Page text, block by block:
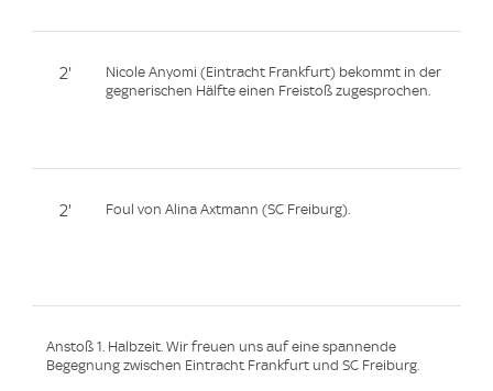
2'
Nicole Anyomi (Eintracht Frankfurt) bekommt in der
gegnerischen Hälfte einen Freistoß zugesprochen.
2' Foul von Alina Axtmann (SC Freiburg).
Anstoß 1. Halbzeit. Wir freuen uns auf eine spannende
Begegnung zwischen Eintracht Frankfurt und SC Freiburg.